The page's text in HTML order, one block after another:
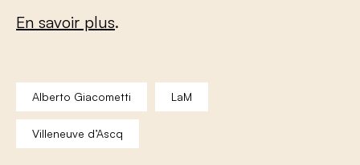
En savoir plus.
Alberto Giacometti LaM
Villeneuve d’Ascq